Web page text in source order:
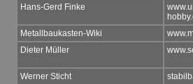
Hans-Gerd Finke
Metallbaukasten-Wiki
Dieter Müller
Werner Sticht